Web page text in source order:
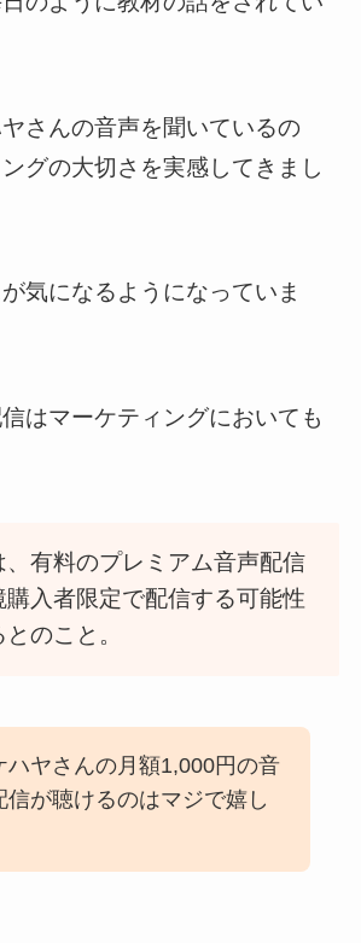
さんの音声を聞いているの
グの大切さを実感してきまし
気になるようになっていま
はマーケティングにおいても
、有料のプレミアム音声配信
購入者限定で配信する可能性
のこと。
ハヤさんの月額1,000円の音
信が聴けるのはマジで嬉し